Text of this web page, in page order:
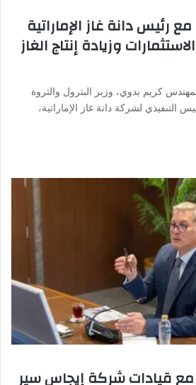
رئيس دانة غاز الإماراتية
وزيادة إنتاج الغاز
كريم بدوي، وزير البترول والثروة
التنفيذي لشركة دانة غاز الإماراتية،
مع قيادات شركة إيجاس سير